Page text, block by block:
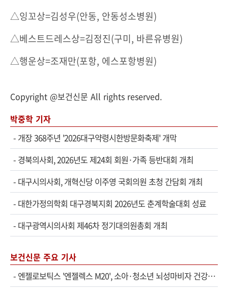
△잉꼬상=김성우(안동, 안동성소병원)
△베스트드레스상=김정진(구미, 바른유병원)
△행운상=조재만(포항, 에스포항병원)
Copyright @보건신문 All rights reserved.
박중학 기자
- 개장 368주년 '2026대구약령시한방문화축제' 개막
- 경북의사회, 2026년도 제24회 회원·가족 등반대회 개최
- 대구시의사회, 개혁신당 이주영 국회의원 초청 간담회 개최
- 대한가정의학회 대구경북지회 2026년도 춘계학술대회 성료
- 대구광역시의사회 제46차 정기대의원총회 개최
보건신문 주요 기사
- 엔젤로보틱스 '엔젤렉스 M20', 소아·청소년 뇌성마비자 건강보험 확대 적용